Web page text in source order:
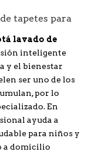
tapetes para
lavado de
inteligente
y el bienestar
ser uno de los
por lo
En
ayuda a
para niños y
a domicilio